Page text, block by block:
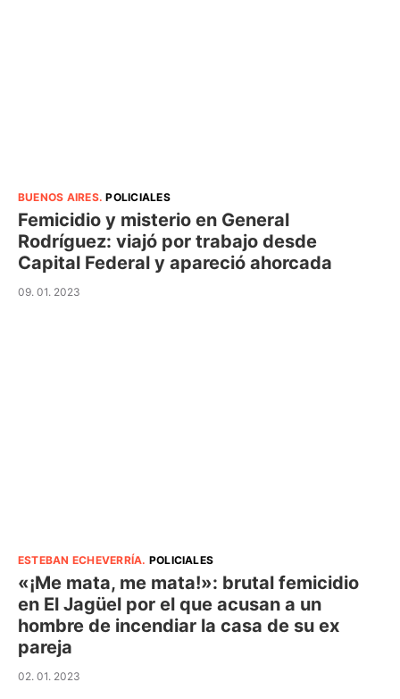
BUENOS AIRES.POLICIALES
Femicidio y misterio en General
Rodríguez: viajó por trabajo desde
Capital Federal y apareció ahorcada
09. 01. 2023
ESTEBAN ECHEVERRÍA. POLICIALES
«¡Me mata, me mata!»: brutal femicidio
en El Jagüel por el que acusan a un
hombre de incendiar la casa de su ex
pareja
02. 01. 2023